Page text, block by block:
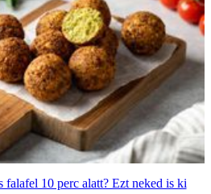
falafel 10 perc alatt? Ezt neked is ki